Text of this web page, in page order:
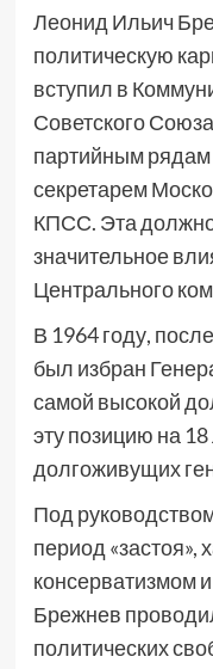
Леонид Ильич
политическую
вступил в
Советского
партийным рядам
секретарем
КПСС. Эта
значительное
Центрального
В 1964 году,
был избран
самой высокой
эту позицию на
долгоживущих
Под
период «застоя»,
консерватизмом
Брежнев
политических